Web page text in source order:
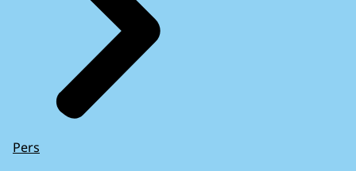
Pers